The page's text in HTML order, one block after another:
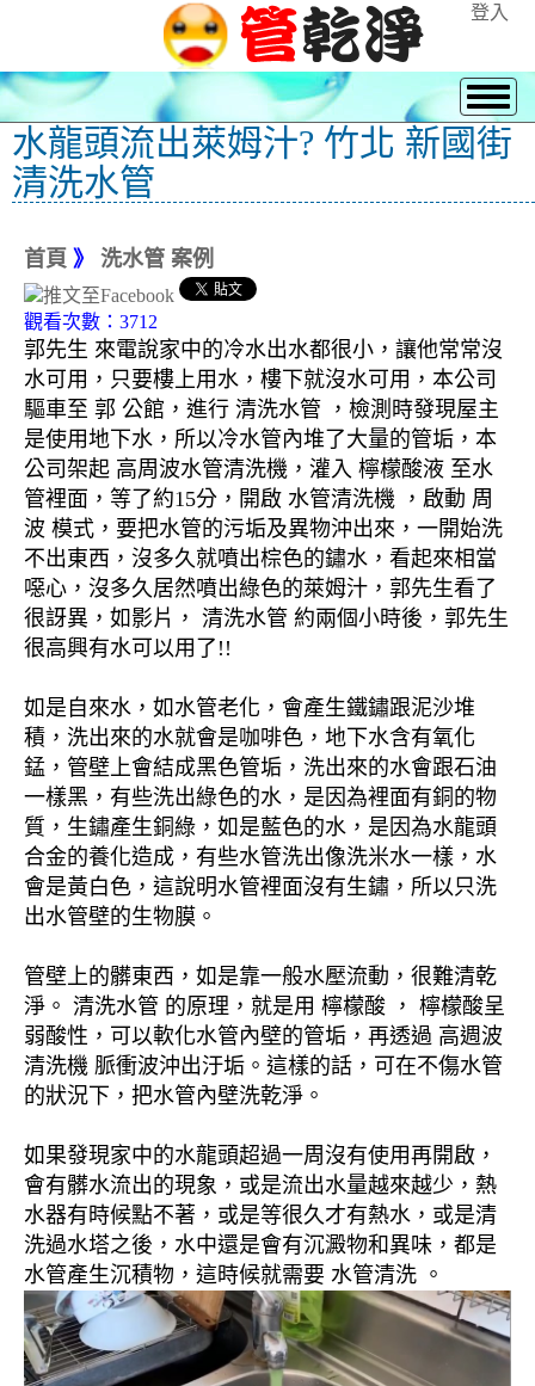
登入
水龍頭流出萊姆汁? 竹北 新國街
清洗水管
首頁 》 洗水管 案例
觀看次數：3712
郭先生 來電說家中的冷水出水都很小，讓他常常沒
水可用，只要樓上用水，樓下就沒水可用，本公司
驅車至 郭 公館，進行 清洗水管 ，檢測時發現屋主
是使用地下水，所以冷水管內堆了大量的管垢，本
公司架起 高周波水管清洗機，灌入 檸檬酸液 至水
管裡面，等了約15分，開啟 水管清洗機 ，啟動 周
波 模式，要把水管的污垢及異物沖出來，一開始洗
不出東西，沒多久就噴出棕色的鏽水，看起來相當
噁心，沒多久居然噴出綠色的萊姆汁，郭先生看了
很訝異，如影片， 清洗水管 約兩個小時後，郭先生
很高興有水可以用了!!
如是自來水，如水管老化，會產生鐵鏽跟泥沙堆
積，洗出來的水就會是咖啡色，地下水含有氧化
錳，管壁上會結成黑色管垢，洗出來的水會跟石油
一樣黑，有些洗出綠色的水，是因為裡面有銅的物
質，生鏽產生銅綠，如是藍色的水，是因為水龍頭
合金的養化造成，有些水管洗出像洗米水一樣，水
會是黃白色，這說明水管裡面沒有生鏽，所以只洗
出水管壁的生物膜。
管壁上的髒東西，如是靠一般水壓流動，很難清乾
淨。 清洗水管 的原理，就是用 檸檬酸 ， 檸檬酸呈
弱酸性，可以軟化水管內壁的管垢，再透過 高週波
清洗機 脈衝波沖出汙垢。這樣的話，可在不傷水管
的狀況下，把水管內壁洗乾淨。
如果發現家中的水龍頭超過一周沒有使用再開啟，
會有髒水流出的現象，或是流出水量越來越少，熱
水器有時候點不著，或是等很久才有熱水，或是清
洗過水塔之後，水中還是會有沉澱物和異味，都是
水管產生沉積物，這時候就需要 水管清洗 。